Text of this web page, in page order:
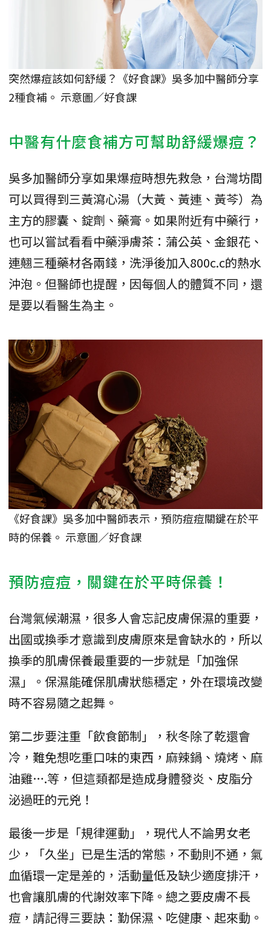
突然爆痘該如何舒緩？《好食課》吳多加中醫師分享
2種食補。 示意圖／好食課
中醫有什麼食補方可幫助舒緩爆痘？
吳多加醫師分享如果爆痘時想先救急，台灣坊間
可以買得到三黃瀉心湯（大黃、黃連、黃芩）為
主方的膠囊、錠劑、藥膏。如果附近有中藥行，
也可以嘗試看看中藥淨膚茶：蒲公英、金銀花、
連翹三種藥材各兩錢，洗淨後加入800c.c的熱水
沖泡。但醫師也提醒，因每個人的體質不同，還
是要以看醫生為主。
《好食課》吳多加中醫師表示，預防痘痘關鍵在於平
時的保養。 示意圖／好食課
預防痘痘，關鍵在於平時保養！
台灣氣候潮濕，很多人會忘記皮膚保濕的重要，
出國或換季才意識到皮膚原來是會缺水的，所以
換季的肌膚保養最重要的一步就是「加強保
濕」。保濕能確保肌膚狀態穩定，外在環境改變
時不容易隨之起舞。
第二步要注重「飲食節制」，秋冬除了乾還會
冷，難免想吃重口味的東西，麻辣鍋、燒烤、麻
油雞….等，但這類都是造成身體發炎、皮脂分
泌過旺的元兇！
最後一步是「規律運動」，現代人不論男女老
少，「久坐」已是生活的常態，不動則不通，氣
血循環一定是差的，活動量低及缺少適度排汗，
也會讓肌膚的代謝效率下降。總之要皮膚不長
痘，請記得三要訣：勤保濕、吃健康、起來動。